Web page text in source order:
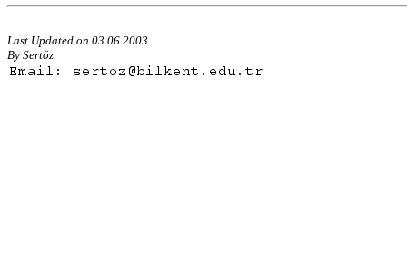
Last Updated on 03.06.2003
By Sertöz